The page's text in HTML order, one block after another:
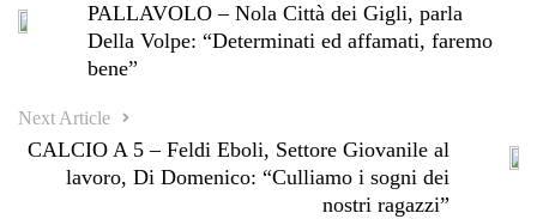
PALLAVOLO – Nola Città dei Gigli, parla
Della Volpe: “Determinati ed affamati, faremo
bene”
Next Article
CALCIO A 5 – Feldi Eboli, Settore Giovanile al
lavoro, Di Domenico: “Culliamo i sogni dei
nostri ragazzi”